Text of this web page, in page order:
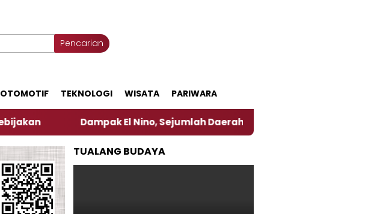
Pencarian
OTOMOTIF TEKNOLOGI WISATA PARIWARA
Dampak El Nino, Sejumlah Daerah di Jember Alami Krisi Air
TUALANG BUDAYA